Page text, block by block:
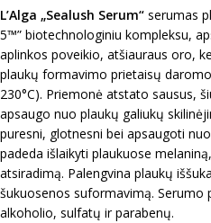
L’Alga „Sealush Serum“ serumas
5™” biotechnologiniu kompleksu,
aplinkos poveikio, atšiauraus oro,
plaukų formavimo prietaisų
230°C). Priemonė atstato sausus,
apsaugo nuo plaukų galiukų
puresni, glotnesni bei apsaugoti
padeda išlaikyti plaukuose
atsiradimą. Palengvina plaukų
šukuosenos suformavimą. Serumo
alkoholio, sulfatų ir parabenų.